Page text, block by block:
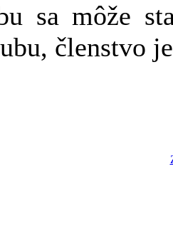
sa môže
členstvo